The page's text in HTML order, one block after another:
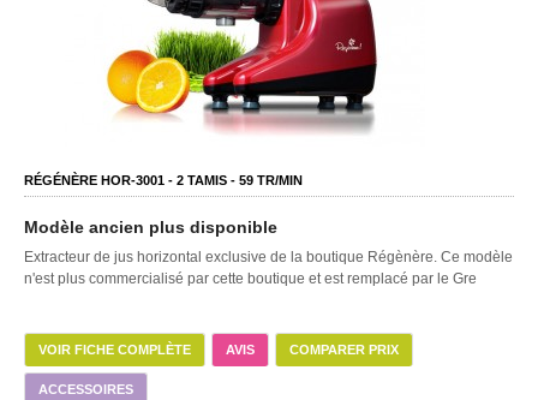
RÉGÉNÈRE HOR-3001 - 2 TAMIS - 59 TR/MIN
Modèle ancien plus disponible
Extracteur de jus horizontal exclusive de la boutique Régènère. Ce modèle
n'est plus commercialisé par cette boutique et est remplacé par le Gre
VOIR FICHE COMPLÈTE AVIS COMPARER PRIX
ACCESSOIRES